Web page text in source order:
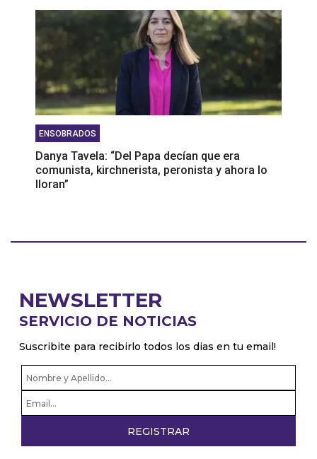
ENSOBRADOS
Danya Tavela: “Del Papa decían que era
comunista, kirchnerista, peronista y ahora lo
lloran”
NEWSLETTER
SERVICIO DE NOTICIAS
Suscribite para recibirlo todos los dias en tu email!